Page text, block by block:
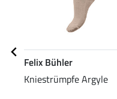
Felix Bühler
Kniestrümpfe Argyle